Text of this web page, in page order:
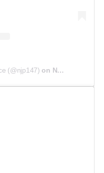
(@njp147) on Nov 15, 2018 at 10:19am PST